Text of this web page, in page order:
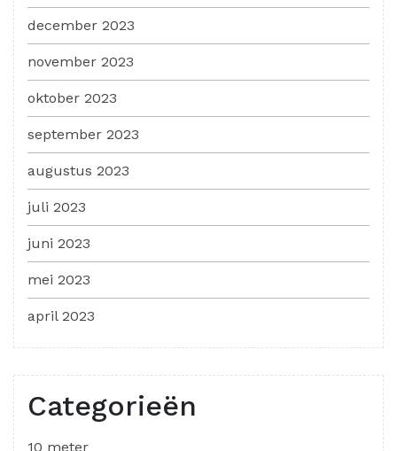
december 2023
november 2023
oktober 2023
september 2023
augustus 2023
juli 2023
juni 2023
mei 2023
april 2023
Categorieën
10 meter